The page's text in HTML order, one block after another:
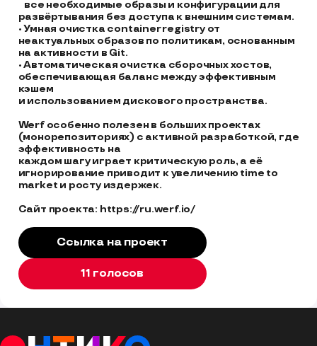
развёртывания без доступа к внешним системам.
• Умная очистка container registry от
неактуальных образов по политикам, основанным
на активности в Git.
• Автоматическая очистка сборочных хостов,
обеспечивающая баланс между эффективным
кэшем
и использованием дискового пространства.
Werf особенно полезен в больших проектах
(монорепозиториях) с активной разработкой, где
эффективность на
каждом шагу играет критическую роль, а её
игнорирование приводит к увеличению time to
market и росту издержек.
Сайт проекта: https://ru.werf.io/
Ссылка на проект
11 голосов